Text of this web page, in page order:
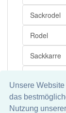
Unsere
das
Nutzung
Sackrodel
Rodel
Sackkarre